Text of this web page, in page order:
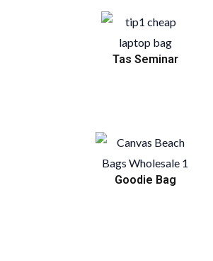
Tas Seminar
Goodie Bag